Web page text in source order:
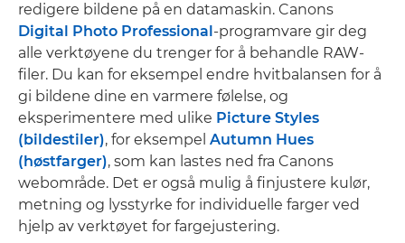
redigere bildene på en datamaskin. Canons
Digital Photo Professional-programvare gir deg
alle verktøyene du trenger for å behandle RAW-
filer. Du kan for eksempel endre hvitbalansen for å
gi bildene dine en varmere følelse, og
eksperimentere med ulike Picture Styles
(bildestiler), for eksempel Autumn Hues
(høstfarger), som kan lastes ned fra Canons
webområde. Det er også mulig å finjustere kulør,
metning og lysstyrke for individuelle farger ved
hjelp av verktøyet for fargejustering.